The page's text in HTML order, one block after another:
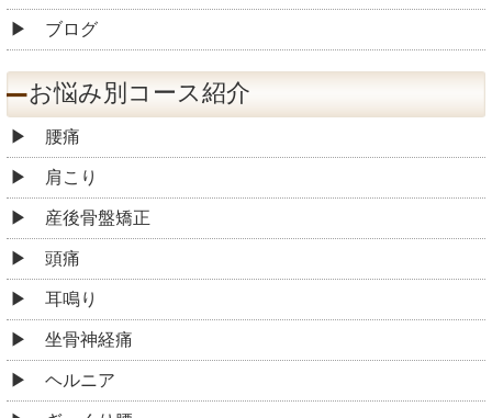
ブログ
お悩み別コース紹介
腰痛
肩こり
産後骨盤矯正
頭痛
耳鳴り
坐骨神経痛
ヘルニア